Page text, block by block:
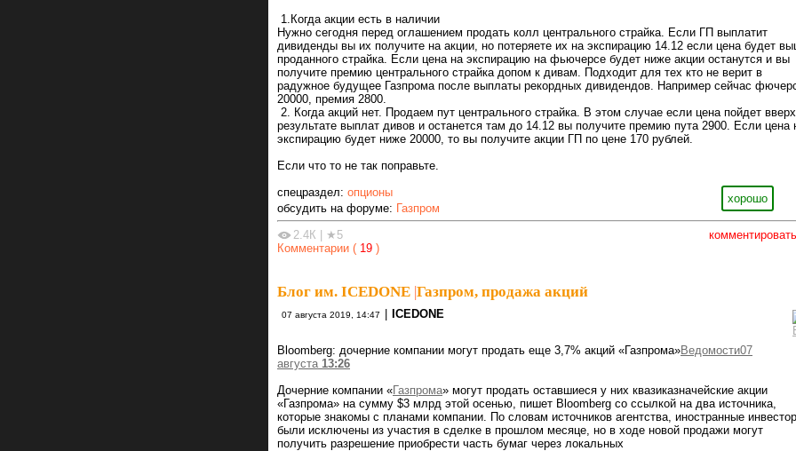
1.Когда акции есть в наличии
Нужно сегодня перед оглашением продать колл центрального страйка. Если ГП выплатит
дивиденды вы их получите на акции, но потеряете их на экспирацию 14.12 если цена будет
проданного страйка. Если цена на экспирацию на фьючерсе будет ниже акции останутся и вы
получите премию центрального страйка допом к дивам. Подходит для тех кто не верит в
радужное будущее Газпрома после выплаты рекордных дивидендов. Например сейчас
20000, премия 2800.
2. Когда акций нет. Продаем пут центрального страйка. В этом случае если цена пойдет
результате выплат дивов и останется там до 14.12 вы получите премию пута 2900. Если цена
экспирацию будет ниже 20000, то вы получите акции ГП по цене 170 рублей.
Если что то не так поправьте.
хорошо
спецраздел: опционы
обсудить на форуме: Газпром
комментировать
2.4К
★5
Комментарии ( 19 )
Блог им. ICEDONE |Газпром, продажа акций
07 августа 2019, 14:47 ICEDONE
Bloomberg: дочерние компании могут продать еще 3,7% акций «Газпрома»Ведомости07
августа 13:26
Дочерние компании «Газпрома» могут продать оставшиеся у них квазиказначейские акции
«Газпрома» на сумму $3 млрд этой осенью, пишет Bloomberg со ссылкой на два источника,
которые знакомы с планами компании. По словам источников агентства, иностранные
были исключены из участия в сделке в прошлом месяце, но в ходе новой продажи могут
получить разрешение приобрести часть бумаг через локальных